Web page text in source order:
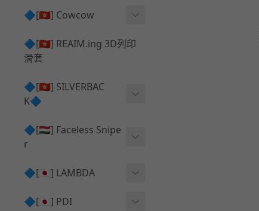
VFC
G＆G
Krytac
KWA
Tokyo Marui
PROWIN
MAXX
SILVERBACK SRS
🔷[🇭🇰] Cowcow
TM Glock 系列
Action Army AAP01 系列
UMAREX VFC 系列
KWA⧸KSC系列
🔷[🇭🇰] REAIM.ing 3D列印
滑套
🔷[🇭🇰] SILVERBAC
K🔷
SRS ⧸ HTI 🟦 主體 ⧸ 彈匣
✅ 碳纖管 ⧸ 彈簧
TAC-41 👁️‍🗨️ 外觀 ⧸ 色彩
MDR-X 🟦 主體 ⧸ 彈匣
🔷[🇭🇺] Faceless Snipe
r
Mk23 ⧸ SSX23
SRS ⧸ HTI ⧸ TAC-41
🔷[🇯🇵] LAMBDA
Lambda 05 GBB 精密內管
🔷[🇯🇵] PDI